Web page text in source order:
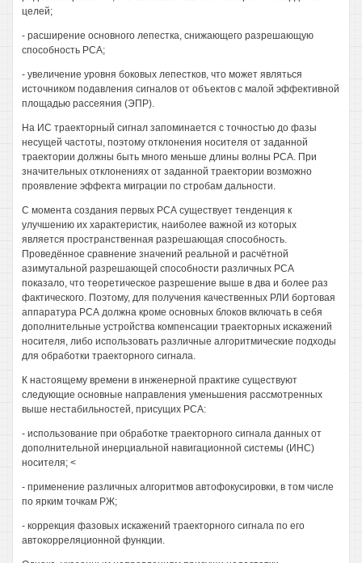
целей;
- расширение основного лепестка, снижающего разрешающую
способность РСА;
- увеличение уровня боковых лепестков, что может являться
источником подавления сигналов от объектов с малой эффективной
площадью рассеяния (ЭПР).
На ИС траекторный сигнал запоминается с точностью до фазы
несущей частоты, поэтому отклонения носителя от заданной
траектории должны быть много меньше длины волны РСА. При
значительных отклонениях от заданной траектории возможно
проявление эффекта миграции по стробам дальности.
С момента создания первых РСА существует тенденция к
улучшению их характеристик, наиболее важной из которых
является пространственная разрешающая способность.
Проведённое сравнение значений реальной и расчётной
азимутальной разрешающей способности различных РСА
показало, что теоретическое разрешение выше в два и более раз
фактического. Поэтому, для получения качественных РЛИ бортовая
аппаратура РСА должна кроме основных блоков включать в себя
дополнительные устройства компенсации траекторных искажений
носителя, либо использовать различные алгоритмические подходы
для обработки траекторного сигнала.
К настоящему времени в инженерной практике существуют
следующие основные направления уменьшения рассмотренных
выше нестабильностей, присущих РСА:
- использование при обработке траекторного сигнала данных от
дополнительной инерциальной навигационной системы (ИНС)
носителя; <
- применение различных алгоритмов автофокусировки, в том числе
по ярким точкам РЖ;
- коррекция фазовых искажений траекторного сигнала по его
автокорреляционной функции.